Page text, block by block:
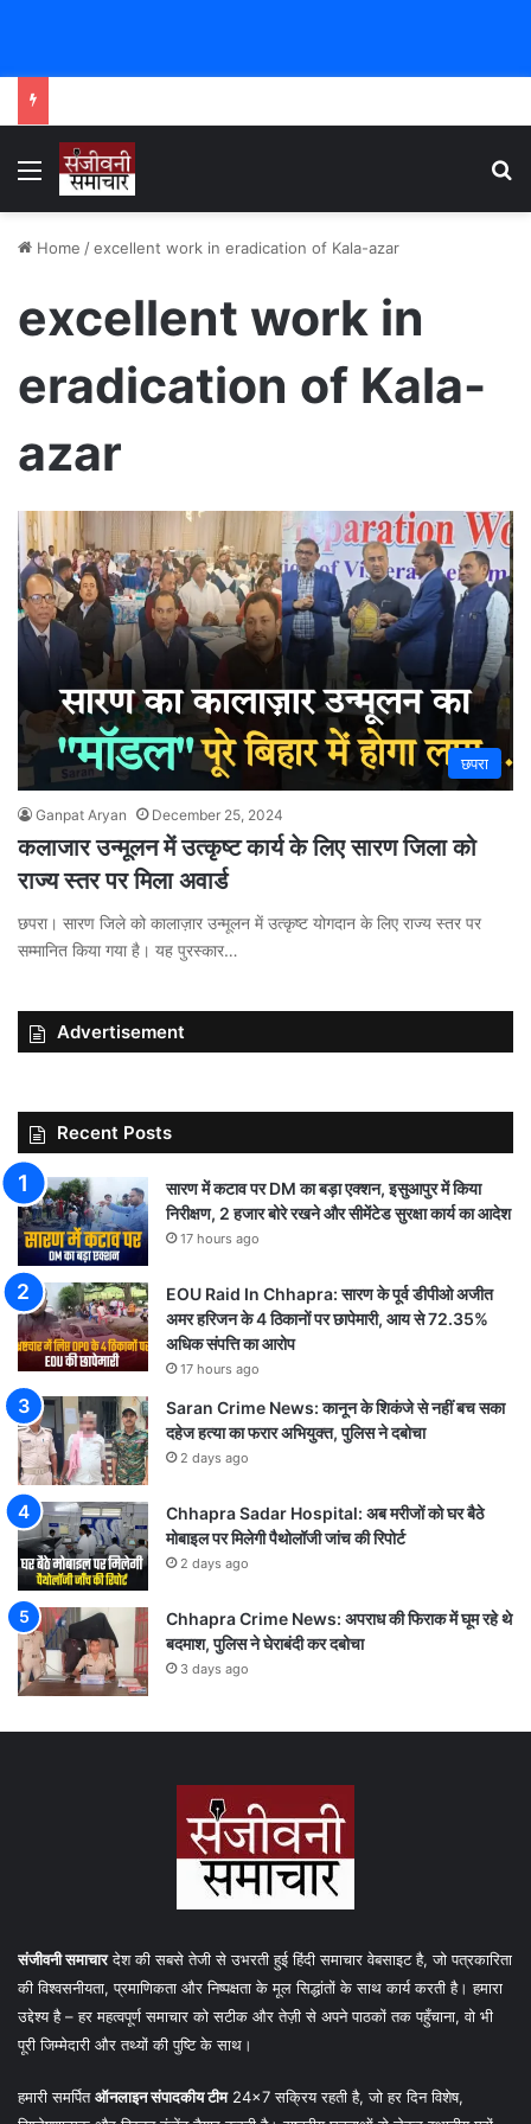
Menu
Home /excellent work in eradication of Kala-azar
excellent work in
eradication of Kala-
azar
छपरा
Ganpat Aryan December 25, 2024
कलाजार उन्मूलन में उत्कृष्ट कार्य के लिए सारण जिला को
राज्य स्तर पर मिला अवार्ड
छपरा। सारण जिले को कालाज़ार उन्मूलन में उत्कृष्ट योगदान के लिए राज्य स्तर पर
सम्मानित किया गया है। यह पुरस्कार…
Advertisement
Recent Posts
सारण में कटाव पर DM का बड़ा एक्शन, इसुआपुर में किया
निरीक्षण, 2 हजार बोरे रखने और सीमेंटेड सुरक्षा कार्य का आदेश
17 hours ago
EOU Raid In Chhapra: सारण के पूर्व डीपीओ अजीत
अमर हरिजन के 4 ठिकानों पर छापेमारी, आय से 72.35%
अधिक संपत्ति का आरोप
17 hours ago
Saran Crime News: कानून के शिकंजे से नहीं बच सका
दहेज हत्या का फरार अभियुक्त, पुलिस ने दबोचा
2 days ago
Chhapra Sadar Hospital: अब मरीजों को घर बैठे
मोबाइल पर मिलेगी पैथोलॉजी जांच की रिपोर्ट
2 days ago
Chhapra Crime News: अपराध की फिराक में घूम रहे थे
बदमाश, पुलिस ने घेराबंदी कर दबोचा
3 days ago
संजीवनी समाचारदेश की सबसे तेजी से उभरती हुई हिंदी समाचार वेबसाइट है, जो पत्रकारिता
की विश्वसनीयता, प्रमाणिकता और निष्पक्षता के मूल सिद्धांतों के साथ कार्य करती है। हमारा
उद्देश्य है – हर महत्वपूर्ण समाचार को सटीक और तेज़ी से अपने पाठकों तक पहुँचाना, वो भी
पूरी जिम्मेदारी और तथ्यों की पुष्टि के साथ।
हमारी समर्पितऑनलाइन संपादकीय टीम24×7 सक्रिय रहती है, जो हर दिन विशेष,